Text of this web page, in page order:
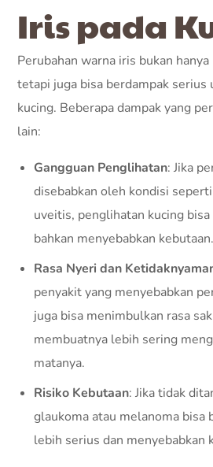
Iris pada
Perubahan warna iris bukan
tetapi juga bisa berdampak serius
kucing. Beberapa dampak yang
lain:
Gangguan Penglihatan: Jika
disebabkan oleh kondisi
uveitis, penglihatan kucing
bahkan menyebabkan kebutaan.
Rasa Nyeri dan
penyakit yang menyebabkan
juga bisa menimbulkan rasa
membuatnya lebih sering
matanya.
Risiko Kebutaan: Jika tidak
glaukoma atau melanoma bisa
lebih serius dan menyebabkan